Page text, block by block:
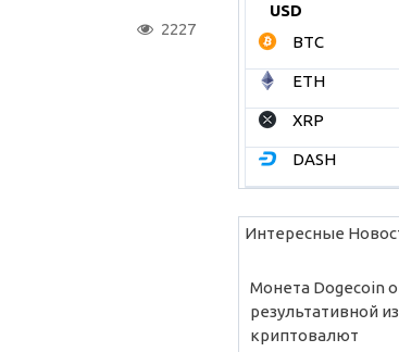
2227
USD
BTC
ETH
XRP
DASH
Интересные
Монета Dogecoin
результативной
криптовалют